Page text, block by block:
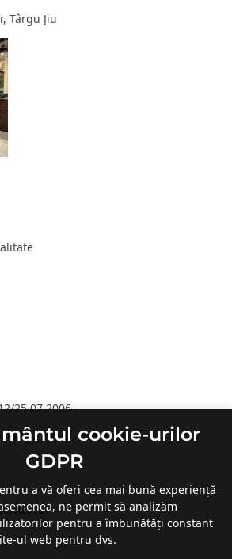
Târgu Jiu
25.07.2006
Targu Jiu, GJ, Romaniacookie-urilor
GDPR
a vă oferi cea mai bună experiență
ne permit să analizăm
pentru a îmbunătăți constant
ul web pentru dvs.